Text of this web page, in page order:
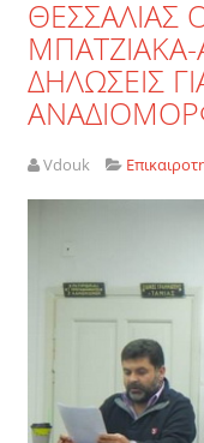
ΘΕΣΣΑΛΙΑΣ
ΔΗΛΩΣΕΙΣ
Vdouk